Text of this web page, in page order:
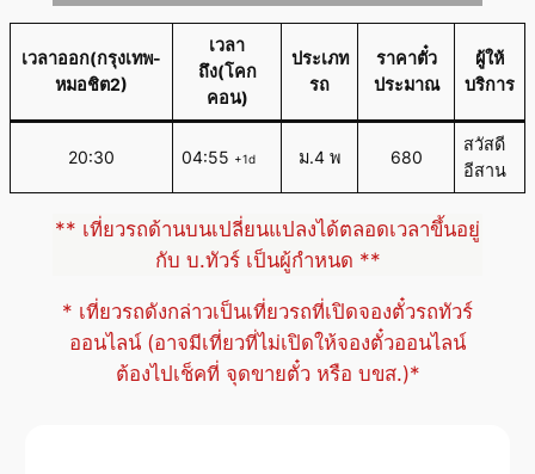
เวลาออก(กรุงเทพ-
หมอชิต2)
เวลา
ถึง(โคก
คอน)
ประเภท
รถ
ราคาตั๋ว
ประมาณ
ผู้ให้
บริการ
20:30 04:55 +1d ม.4 พ 680
สวัสดี
อีสาน
** เที่ยวรถด้านบนเปลี่ยนแปลงได้ตลอดเวลาขึ้นอยู่
กับ บ.ทัวร์ เป็นผู้กำหนด **
* เที่ยวรถดังกล่าวเป็นเที่ยวรถที่เปิดจองตั๋วรถทัวร์
ออนไลน์ (อาจมีเที่ยวที่ไม่เปิดให้จองตั๋วออนไลน์
ต้องไปเช็คที่ จุดขายตั๋ว หรือ บขส.)*